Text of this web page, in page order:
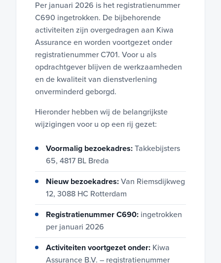
Per januari 2026 is het registratienummer
C690 ingetrokken. De bijbehorende
activiteiten zijn overgedragen aan Kiwa
Assurance en worden voortgezet onder
registratienummer C701. Voor u als
opdrachtgever blijven de werkzaamheden
en de kwaliteit van dienstverlening
onverminderd geborgd.
Hieronder hebben wij de belangrijkste
wijzigingen voor u op een rij gezet:
Voormalig bezoekadres: Takkebijsters
65, 4817 BL Breda
Nieuw bezoekadres: Van Riemsdijkweg
12, 3088 HC Rotterdam
Registratienummer C690: ingetrokken
per januari 2026
Activiteiten voortgezet onder: Kiwa
Assurance B.V. – registratienummer